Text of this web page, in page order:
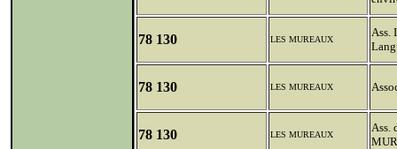
78 130 LES MUREAUX
Ass.
78 130 LES MUREAUX
78 130 LES MUREAUX
Ass.